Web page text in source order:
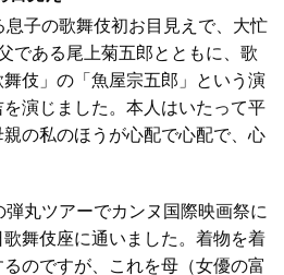
子の歌舞伎初お目見えで、大忙
である尾上菊五郎とともに、歌
伎」の「魚屋宗五郎」という演
演じました。本人はいたって平
の私のほうが心配で心配で、心
丸ツアーでカンヌ国際映画祭に
舞伎座に通いました。着物を着
のですが、これを母（女優の富